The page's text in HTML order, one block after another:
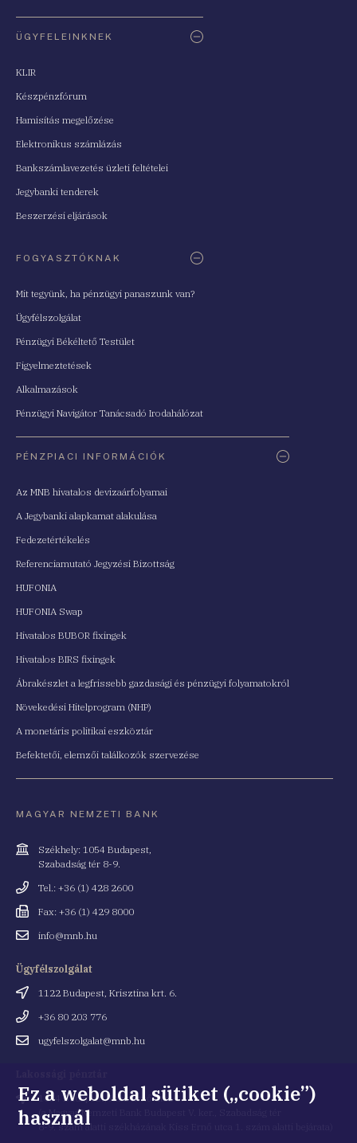
ÜGYFELEINKNEK
KLIR
Készpénzfórum
Hamisítás megelőzése
Elektronikus számlázás
Bankszámlavezetés üzleti feltételei
Jegybanki tenderek
Beszerzési eljárások
FOGYASZTÓKNAK
Mit tegyünk, ha pénzügyi panaszunk van?
Ügyfélszolgálat
Pénzügyi Békéltető Testület
Figyelmeztetések
Alkalmazások
Pénzügyi Navigátor Tanácsadó Irodahálózat
PÉNZPIACI INFORMÁCIÓK
Az MNB hivatalos devizaárfolyamai
A Jegybanki alapkamat alakulása
Fedezetértékelés
Referenciamutató Jegyzési Bizottság
HUFONIA
HUFONIA Swap
Hivatalos BUBOR fixingek
Hivatalos BIRS fixingek
Ábrakészlet a legfrissebb gazdasági és pénzügyi folyamatokról
Növekedési Hitelprogram (NHP)
A monetáris politikai eszköztár
Befektetői, elemzői találkozók szervezése
MAGYAR NEMZETI BANK
Cím
Székhely: 1054 Budapest,
Szabadság tér 8-9.
Telefonszám
Tel.: +36 (1) 428 2600
Fax
Fax: +36 (1) 429 8000
Emailinfo@mnb.hu
Ügyfélszolgálat
Cím
1122 Budapest, Krisztina krt. 6.
Telefonszám
+36 80 203 776
Emailugyfelszolgalat@mnb.hu
Cím 1054 Budapest, Kiss Ernő utca 1.
(a Magyar Nemzeti Bank Budapest V. ker., Szabadság tér
8-9. szám alatti székházának Kiss Ernő utca 1. szám alatti bejárata)
Ez a weboldal sütiket („cookie”)
használ